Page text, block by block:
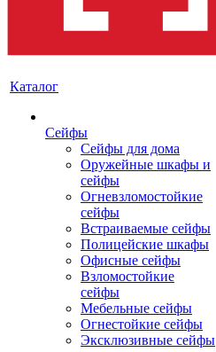
Каталог
Сейфы
Сейфы для дома
Оружейные шкафы и
сейфы
Огневзломостойкие
сейфы
Встраиваемые сейфы
Полицейские шкафы
Офисные сейфы
Взломостойкие
сейфы
Мебельные сейфы
Огнестойкие сейфы
Эксклюзивные сейфы